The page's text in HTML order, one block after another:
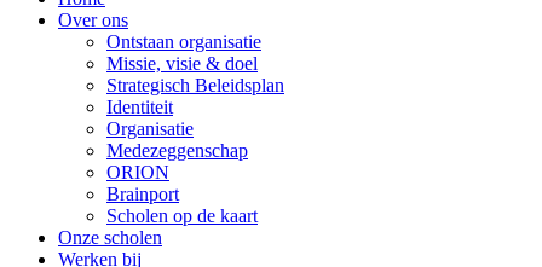
Over ons
Ontstaan organisatie
Missie, visie & doel
Strategisch Beleidsplan
Identiteit
Organisatie
Medezeggenschap
ORION
Brainport
Scholen op de kaart
Onze scholen
Werken bij